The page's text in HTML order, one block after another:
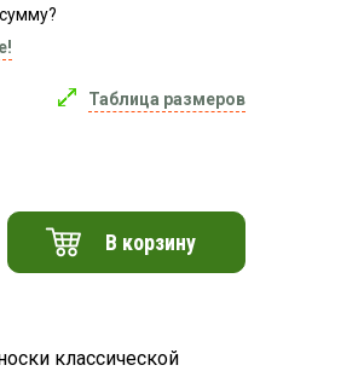
Таблица размеров
В корзину
классической